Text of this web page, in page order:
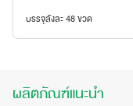
บรรจุลังละ 48 ขวด
ผลิตภัณฑ์แนะนำ